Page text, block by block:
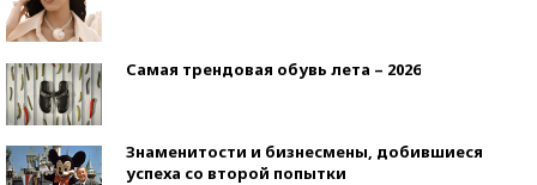
Самая трендовая обувь лета – 2026
Знаменитости и бизнесмены, добившиеся
успеха со второй попытки